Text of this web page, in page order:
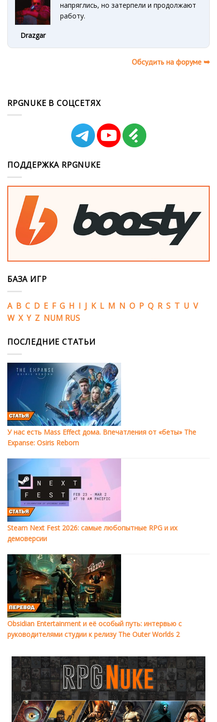
Drazgar
напряглись, но затерпели и продолжают
работу.
Обсудить на форуме ➥
RPGNUKE В СОЦСЕТЯХ
ПОДДЕРЖКА RPGNUKE
БАЗА ИГР
A B C D E F G H I J K L M N O P Q R S T U V
W X Y Z NUM RUS
ПОСЛЕДНИЕ СТАТЬИ
У нас есть Mass Effect дома. Впечатления от «беты» The
Expanse: Osiris Reborn
Steam Next Fest 2026: самые любопытные RPG и их
демоверсии
Obsidian Entertainment и её особый путь: интервью с
руководителями студии к релизу The Outer Worlds 2